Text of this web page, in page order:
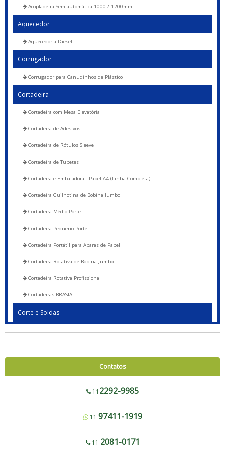
Acopladeira Semiautomática 1000 / 1200mm
Aquecedor
Aquecedor a Diesel
Corrugador
Corrugador para Canudinhos de Plástico
Cortadeira
Cortadeira com Mesa Elevatória
Cortadeira de Adesivos
Cortadeira de Rótulos Sleeve
Cortadeira de Tubetes
Cortadeira e Embaladora - Papel A4 (Linha Completa)
Cortadeira Guilhotina de Bobina Jumbo
Cortadeira Médio Porte
Cortadeira Pequeno Porte
Cortadeira Portátil para Aparas de Papel
Cortadeira Rotativa de Bobina Jumbo
Cortadeira Rotativa Profissional
Cortadeiras BRASIA
Corte e Soldas
Corte e Solda 1000 para Envelope de Segurança, Sacos de Correios e Sacos
Corte e Solda Fundo - 600 a 1200
Corte e Solda Fundo e Lateral 900
Contatos
11 2292-9985
11 97411-1919
11 2081-0171